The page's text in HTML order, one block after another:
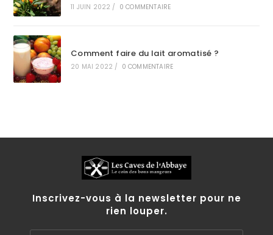
11 JUIN 2022 / 0 COMMENTAIRE
Comment faire du lait aromatisé ?
20 MAI 2022 / 0 COMMENTAIRE
Inscrivez-vous à la newsletter pour ne
rien louper.